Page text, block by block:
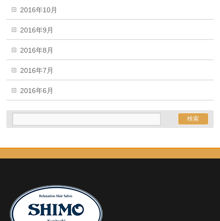
2016年10月
2016年9月
2016年8月
2016年7月
2016年6月